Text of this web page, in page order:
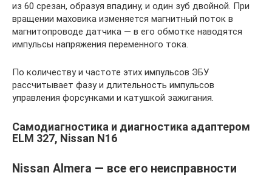
из 60 срезан, образуя впадину, и один зуб двойной. При
вращении маховика изменяется магнитный поток в
магнитопроводе датчика — в его обмотке наводятся
импульсы напряжения переменного тока.
По количеству и частоте этих импульсов ЭБУ
рассчитывает фазу и длительность импульсов
управления форсунками и катушкой зажигания.
Самодиагностика и диагностика адаптером
ELM 327, Nissan N16
Nissan Almera — все его неисправности